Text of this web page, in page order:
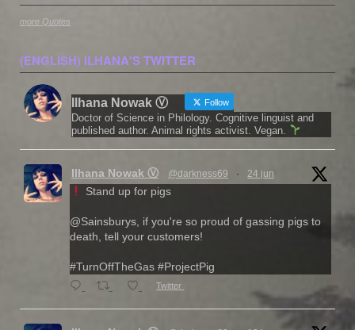
more Quotes
(ENGLISH) ILHANA'S TWITTER
Ilhana Nowak Ⓥ Follow
Doctor of Science in Philology. Cognitive linguist and
published author. Animal rights activist. Vegan.
Ilhana Nowak Ⓥ @darkness69 · 24 jun
Stand up for pigs
@Sainsburys, if you're so proud of gassing pigs to
death, tell your customers!
#TurnOffTheGas #ProjectPig
Twitter